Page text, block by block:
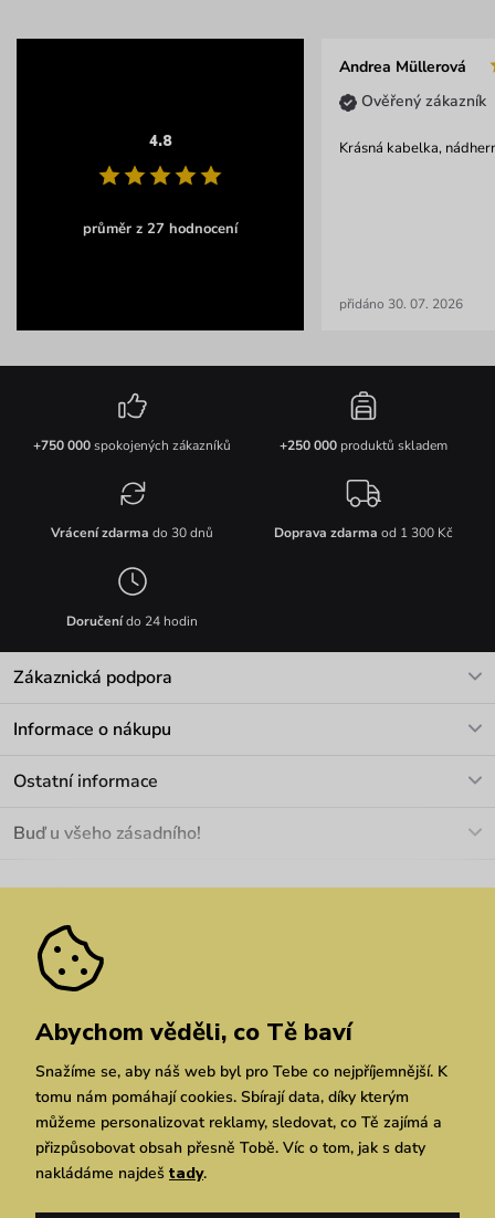
4.8
průměr z 27 hodnocení
Andrea Müllerová
Ověřený zákazník
Krásná kabelka,
přidáno 30. 07. 2026
+750 000spokojených zákazníků +250 000produktů skladem
Vrácení zdarma do 30 dnů Doprava zdarma od 1 300 Kč
Doručenído 24 hodin
Zákaznická podpora
Informace o nákupu
Materiály a údržba
Pozáruční opravy
Ostatní informace
Velkoobchod
We Care
Dárkové poukazy
Vuchlook
Prodejny
Praha Brno Chrudim
Buď u všeho zásadního!
Zásady ochrany osobních údajů
Simplia.cz
Abychom věděli, co Tě baví
Snažíme se, aby náš web byl pro Tebe co nejpříjemnější. K
tomu nám pomáhají cookies. Sbírají data, díky kterým
můžeme personalizovat reklamy, sledovat, co Tě zajímá a
přizpůsobovat obsah přesně Tobě. Víc o tom, jak s daty
nakládáme najdeš tady.